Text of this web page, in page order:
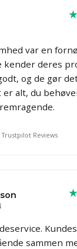
var en
kender deres
og de gør
er alt, du
Trustpilot Reviews
sammen